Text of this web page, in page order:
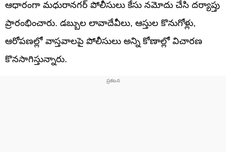
ఆధారంగా మధురానగర్ పోలీసులు కేసు నమోదు చేసి దర్యాప్తు
ప్రారంభించారు. డబ్బుల లావాదేవీలు, ఆస్తుల కొనుగోళ్లు,
ఆరోపణల్లో వాస్తవాలపై పోలీసులు అన్ని కోణాల్లో విచారణ
కొనసాగిస్తున్నారు.